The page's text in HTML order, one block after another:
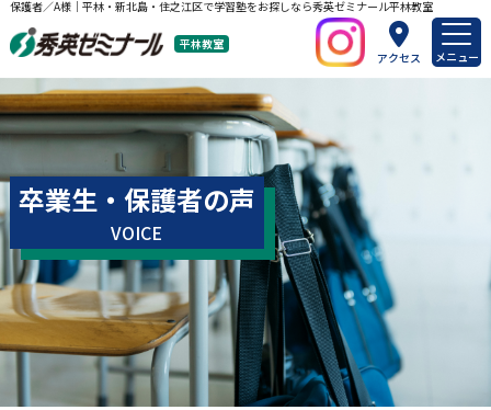
保護者／A様｜平林・新北島・住之江区で学習塾をお探しなら秀英ゼミナール平林教室
平林教室
アクセス
メニュー
卒業生・保護者の声
VOICE